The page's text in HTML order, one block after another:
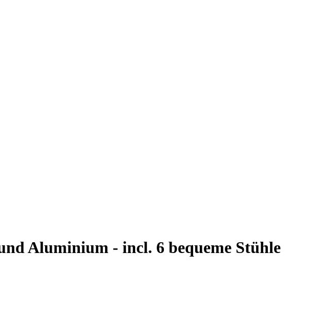
Aluminium - incl. 6 bequeme Stühle